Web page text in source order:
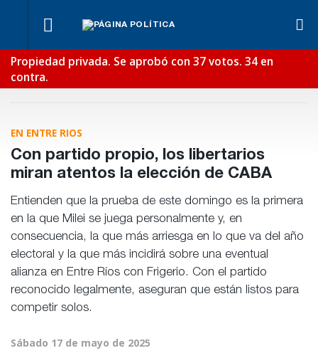
Propiedad privada. Se aprobó con 37 votos. 34 en
contra.
tensión
con el
Poder
Judicial?
Para Bahl, la
para la
pública
Los
empresarios
empleo
Fondos de
Anses:
de
EN ENTRE RIOS
Con partido propio, los libertarios
miran atentos la elección de CABA
Entienden que la prueba de este domingo es la primera
en la que Milei se juega personalmente y, en
consecuencia, la que más arriesga en lo que va del año
electoral y la que más incidirá sobre una eventual
alianza en Entre Ríos con Frigerio. Con el partido
reconocido legalmente, aseguran que están listos para
competir solos.
Sábado 17 de mayo de 2025